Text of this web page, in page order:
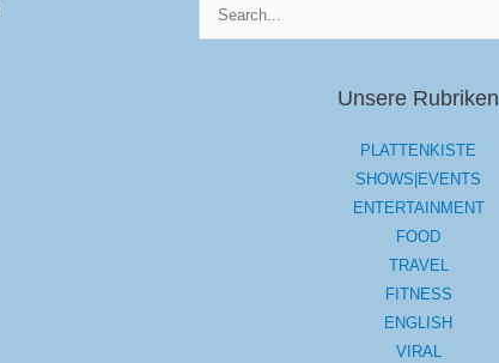
Unsere Rubriken
PLATTENKISTE
SHOWS|EVENTS
ENTERTAINMENT
FOOD
TRAVEL
FITNESS
ENGLISH
VIRAL